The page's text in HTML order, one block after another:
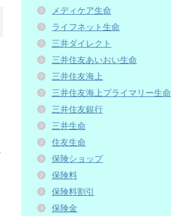
メディケア生命
ライフネット生命
三井ダイレクト
三井住友あいおい生命
三井住友海上
三井住友海上プライマリー生命
三井住友銀行
三井生命
住友生命
保険ショップ
保険料
保険料割引
保険金